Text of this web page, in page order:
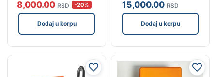
8,000.00 RSD -20%
Dodaj u korpu
15,000.00 RSD
Dodaj u korpu